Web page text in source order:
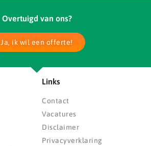
Overtuigd van ons?
Ja, ik wil een offerte!
Links
Contact
Vacatures
Disclaimer
Privacyverklaring